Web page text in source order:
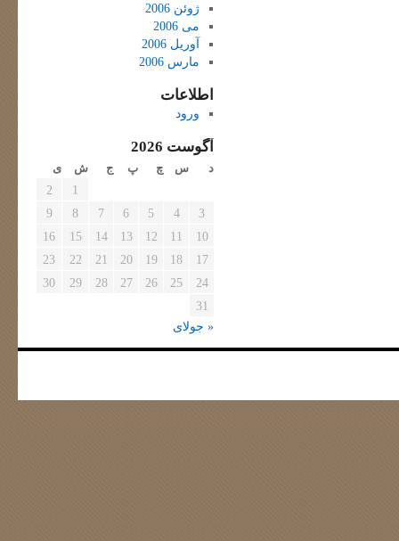
ژوئن 2006
می 2006
آوریل 2006
مارس 2006
اطلاعات
ورود
آگوست 2026
د س چ پ ج ش ی
1
2
3
4
5
6
7
8
9
10
11
12
13
14
15
16
17
18
19
20
21
22
23
24
25
26
27
28
29
30
31
« جولای